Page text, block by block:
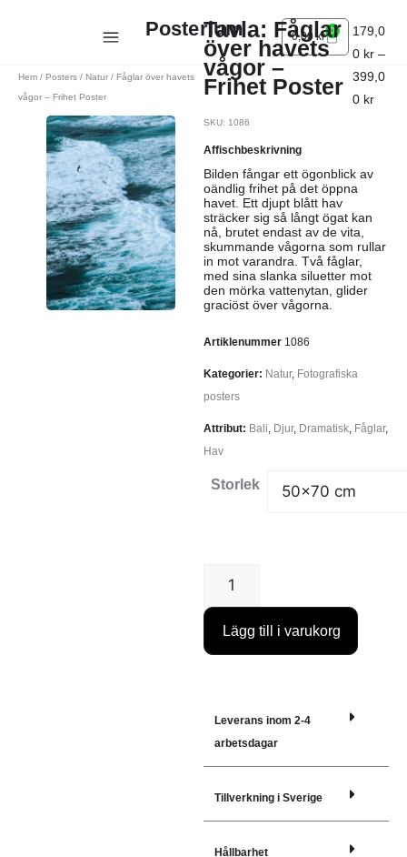
Posterium 0,00kr 0
Hem / Posters / Natur / Fåglar över havets
vågor – Frihet Poster
Tavla: Fåglar
över havets
vågor –
Frihet Poster
179,0
0 kr –
399,0
0 kr
SKU: 1086
Affischbeskrivning
Bilden fångar ett ögonblick av
oändlig frihet på det öppna
havet. Ett djupt blått hav
sträcker sig så långt ögat kan
nå, brutet endast av de vita,
skummande vågorna som rullar
in mot varandra. Två fåglar,
med sina slanka siluetter mot
den mörka vattenytan, glider
graciöst över vågorna.
Artiklenummer 1086
Kategorier: Natur, Fotografiska
posters
Attribut: Bali, Djur, Dramatisk, Fåglar,
Hav
Storlek
Lägg till i varukorg
Leverans inom 2-4
arbetsdagar
Tillverkning i Sverige
Hållbarhet